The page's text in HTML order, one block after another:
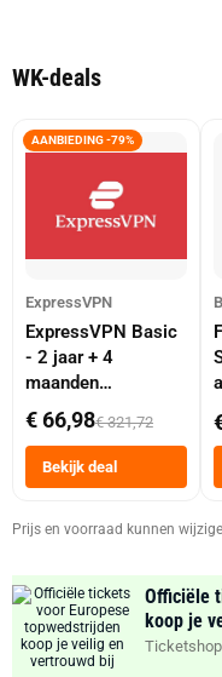
WK-deals
AANBIEDING -79%
ExpressVPN
ExpressVPN Basic
- 2 jaar + 4
maanden
abonnement
€ 66,98€ 321,72
Bekijk deal
Prijs en voorraad kunnen
Officiële
koop je
Ticketshop